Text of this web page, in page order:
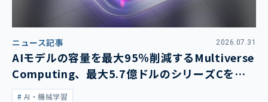
ニュース記事 2026.07.31
AIモデルの容量を最大95％削減するMultiverse
Computing、最大5.7億ドルのシリーズCを発
表AI・機械学習